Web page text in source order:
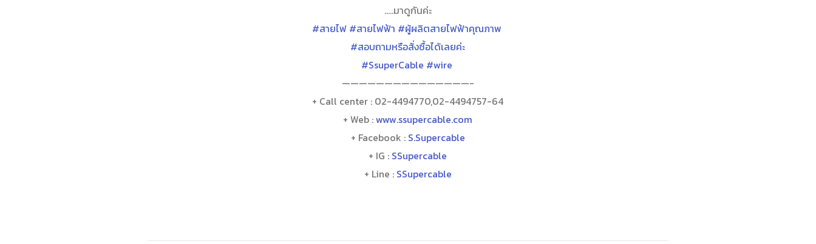
…..มาดูกันค่ะ
#สายไฟ #สายไฟฟ้า #ผู้ผลิตสายไฟฟ้าคุณภาพ
#สอบถามหรือสั่งซื้อได้เลยค่ะ
#SsuperCable #wire
———————————————-
+ Call center : 02-4494770,02-4494757-64
+ Web :www.ssupercable.com
+ Facebook : S.Supercable
+ IG : SSupercable
+ Line : SSupercable